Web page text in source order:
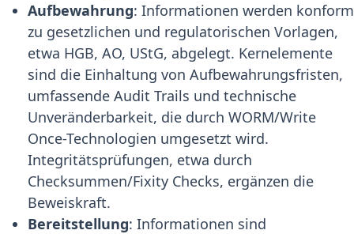
Aufbewahrung: Informationen werden konform
zu gesetzlichen und regulatorischen Vorlagen,
etwa HGB, AO, UStG, abgelegt. Kernelemente
sind die Einhaltung von Aufbewahrungsfristen,
umfassende Audit Trails und technische
Unveränderbarkeit, die durch WORM/Write
Once-Technologien umgesetzt wird.
Integritätsprüfungen, etwa durch
Checksummen/Fixity Checks, ergänzen die
Beweiskraft.
Bereitstellung: Informationen sind